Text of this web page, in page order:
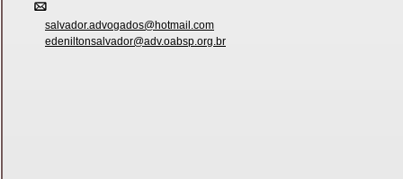
salvador.advogados@hotmail.com
edeniltonsalvador@adv.oabsp.org.br